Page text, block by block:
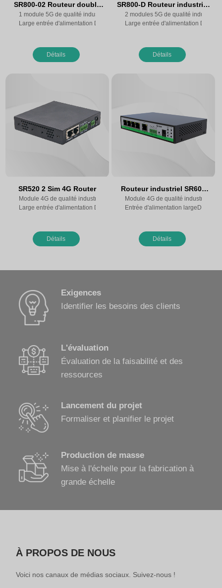
SR800-02 Routeur double
réseau (5G+4G)
1 module 5G de qualité industrielle, 1 module 4G de qualité industrielle
Large entrée d'alimentation DC 5~36V (extensible à 5~60V)
Détails
SR800-D Routeur industriel
5G à double SIM
2 modules 5G de qualité
Large entrée d'alimentation DC
Détails
SR520 2 Sim 4G Router
Module 4G de qualité industrielle, supportant un réseau complet à sept
Large entrée d'alimentation DC 5-36V (extensible à 5-60V)
Détails
Routeur industriel SR600
(plusieurs ports réseau)
Module 4G de qualité industrielle,
Entrée d'alimentation largeDC
Détails
Exigences
Identifier les besoins des clients
L'évaluation
Évaluation de la faisabilité et des
ressources
Lancement du projet
Formaliser et planifier le projet
Production de masse
Mise à l'échelle pour la fabrication à
grande échelle
À PROPOS DE NOUS
Voici nos canaux de médias sociaux. Suivez-nous !